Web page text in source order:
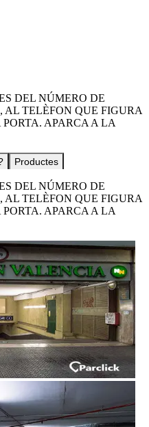
DEL NÚMERO DE
AL TELÈFON QUE FIGURA
APARCA A LA
Productes
DEL NÚMERO DE
AL TELÈFON QUE FIGURA
APARCA A LA